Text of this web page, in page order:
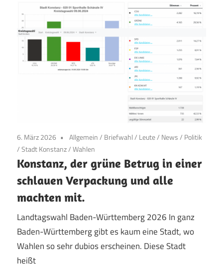
6. März 2026 Allgemein/ Briefwahl/ Leute/ News/ Politik
/Stadt Konstanz/Wahlen
Konstanz, der grüne Betrug in einer
schlauen Verpackung und alle
machten mit.
Landtagswahl Baden-Württemberg 2026 In ganz
Baden-Württemberg gibt es kaum eine Stadt, wo
Wahlen so sehr dubios erscheinen. Diese Stadt
heißt